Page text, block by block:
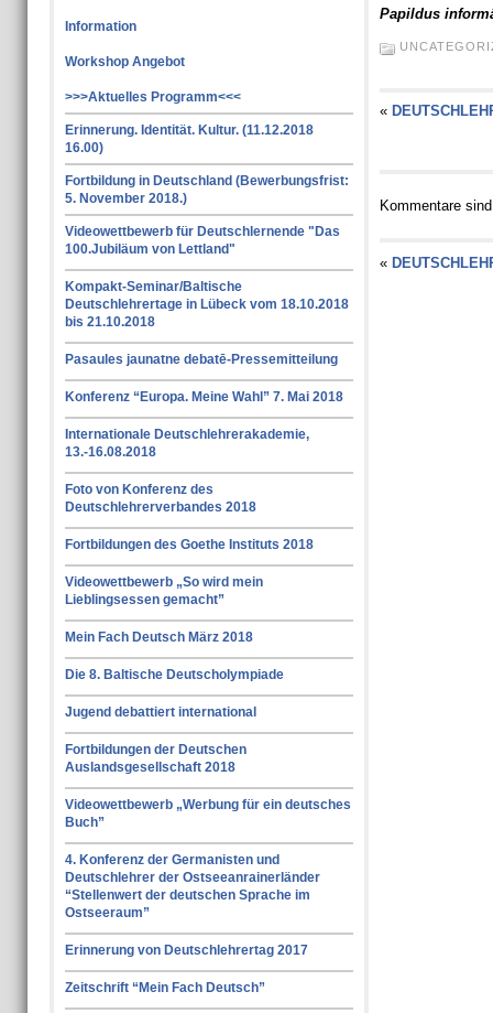
Information
Workshop Angebot
>>>Aktuelles Programm<<<
Erinnerung. Identität. Kultur. (11.12.2018
16.00)
Fortbildung in Deutschland (Bewerbungsfrist:
5. November 2018.)
Videowettbewerb für Deutschlernende "Das
100.Jubiläum von Lettland"
Kompakt-Seminar/Baltische
Deutschlehrertage in Lübeck vom 18.10.2018
bis 21.10.2018
Pasaules jaunatne debatē-Pressemitteilung
Konferenz “Europa. Meine Wahl” 7. Mai 2018
Internationale Deutschlehrerakademie,
13.-16.08.2018
Foto von Konferenz des
Deutschlehrerverbandes 2018
Fortbildungen des Goethe Instituts 2018
Videowettbewerb „So wird mein
Lieblingsessen gemacht”
Mein Fach Deutsch März 2018
Die 8. Baltische Deutscholympiade
Jugend debattiert international
Fortbildungen der Deutschen
Auslandsgesellschaft 2018
Videowettbewerb „Werbung für ein deutsches
Buch”
4. Konferenz der Germanisten und
Deutschlehrer der Ostseeanrainerländer
“Stellenwert der deutschen Sprache im
Ostseeraum”
Erinnerung von Deutschlehrertag 2017
Zeitschrift “Mein Fach Deutsch”
Papildus
«
Kommentare
«